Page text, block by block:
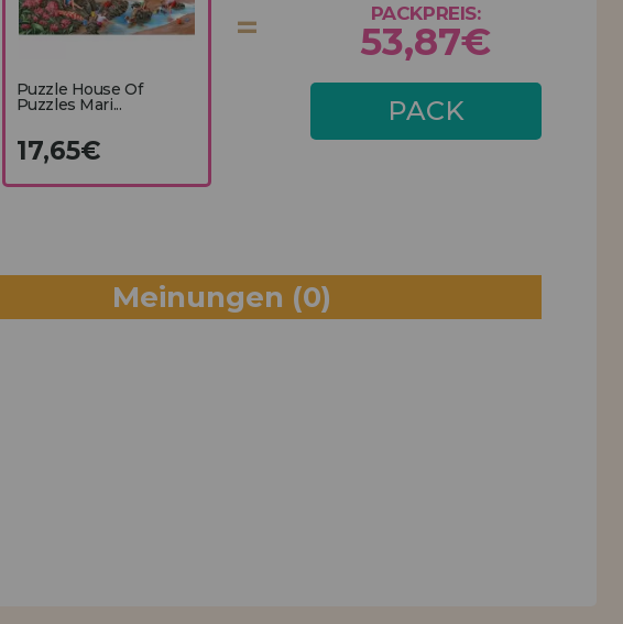
Puzzle House Of
Puzzles Mari...
17,65€
PACKPREIS:
53,87€
PACK
Meinungen (0)